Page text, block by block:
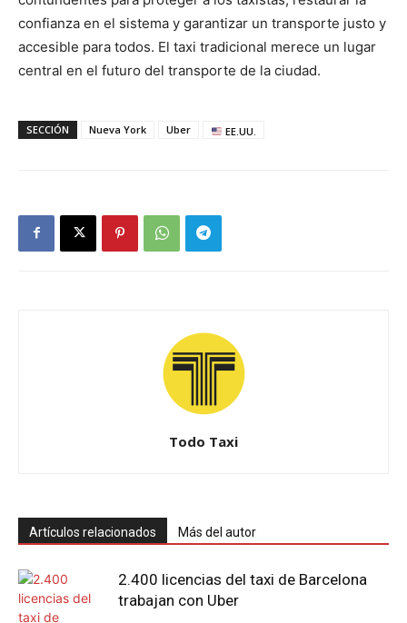
confianza en el sistema y garantizar un transporte justo y
accesible para todos. El taxi tradicional merece un lugar
central en el futuro del transporte de la ciudad.
SECCIÓN Nueva York Uber EE.UU.
Todo Taxi
Artículos relacionados Más del autor
2.400 licencias del taxi de Barcelona
trabajan con Uber